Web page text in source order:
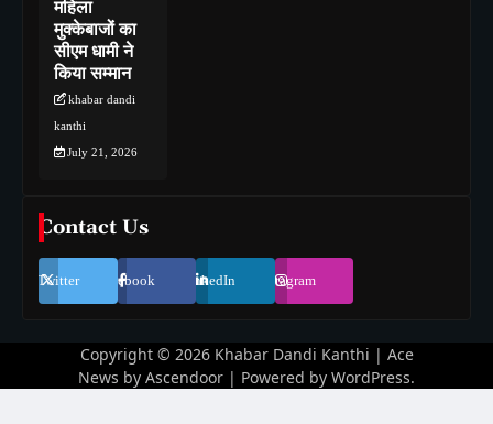
महिला
मुक्केबाजों का
सीएम धामी ने
किया सम्मान
khabar dandi
kanthi
July 21, 2026
Contact Us
Twitter Facebook LinkedIn Instagram
Copyright © 2026 Khabar Dandi Kanthi | Ace
News by Ascendoor | Powered by WordPress.